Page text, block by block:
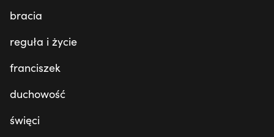
bracia
reguła i życie
franciszek
duchowość
święci